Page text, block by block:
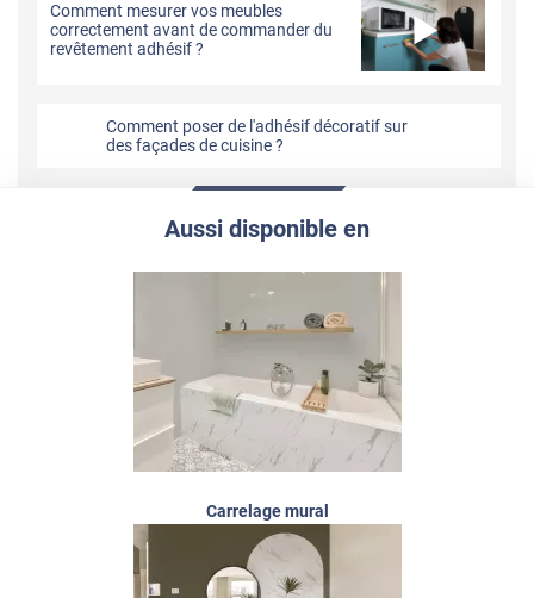
Comment mesurer vos meubles
correctement avant de commander du
revêtement adhésif ?
Comment poser de l'adhésif décoratif sur
des façades de cuisine ?
Aussi disponible en
Carrelage mural